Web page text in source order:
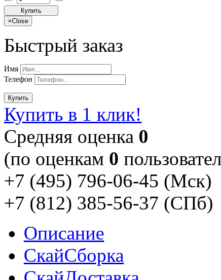
Купить
×Close
Быстрый заказ
Имя
Телефон
Купить
Купить в 1 клик!
Cредняя оценка 0
(по оценкам 0
+7 (495) 796-06-45 (Мск)
+7 (812) 385-56-37 (СПб)
Описание
СкайСборка